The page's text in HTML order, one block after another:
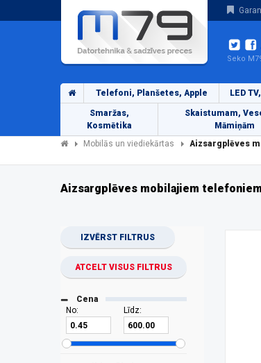
Seko
Telefoni, Planšetes, Apple LED
Smaržas,
Kosmētika
Skaistumam,
Māmiņām
Mobilās un viediekārtas Aizsargplēves
Aizsargplēves mobilajiem telefoniem
IZVĒRST FILTRUS
ATCELT VISUS FILTRUS
Cena
No:
Līdz: